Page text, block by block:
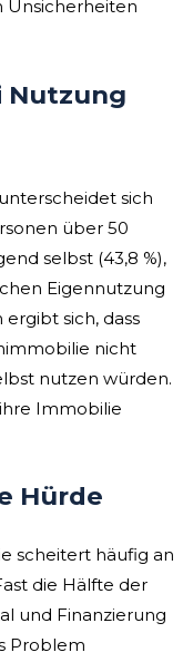
Unsicherheiten
Nutzung
sich
über 50
selbst (43,8 %),
Eigennutzung
sich, dass
nicht
nutzen würden.
Immobilie
Hürde
scheitert häufig an
die Hälfte der
und Finanzierung
Problem